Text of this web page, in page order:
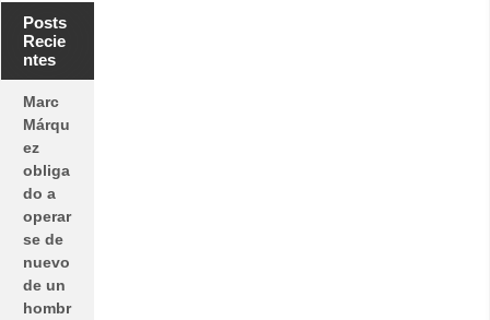
Posts
Recie
ntes
Marc
Márqu
ez
obliga
do a
operar
se de
nuevo
de un
hombr